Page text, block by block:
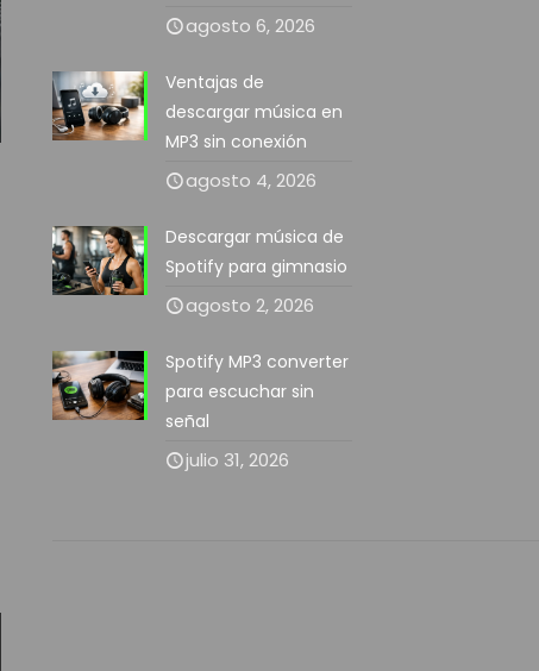
agosto 6, 2026
Ventajas de
descargar música en
MP3 sin conexión
agosto 4, 2026
Descargar música de
Spotify para gimnasio
agosto 2, 2026
Spotify MP3 converter
para escuchar sin
señal
julio 31, 2026